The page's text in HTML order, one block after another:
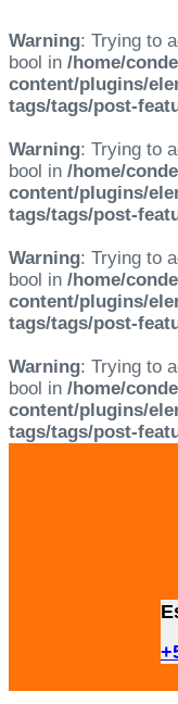
Warning: Trying to
bool in /home/
content/plugins/
tags/tags/post-
Warning: Trying to
bool in /home/
content/plugins/
tags/tags/post-
Warning: Trying to
bool in /home/
content/plugins/
tags/tags/post-
Warning: Trying to
bool in /home/
content/plugins/
tags/tags/post-